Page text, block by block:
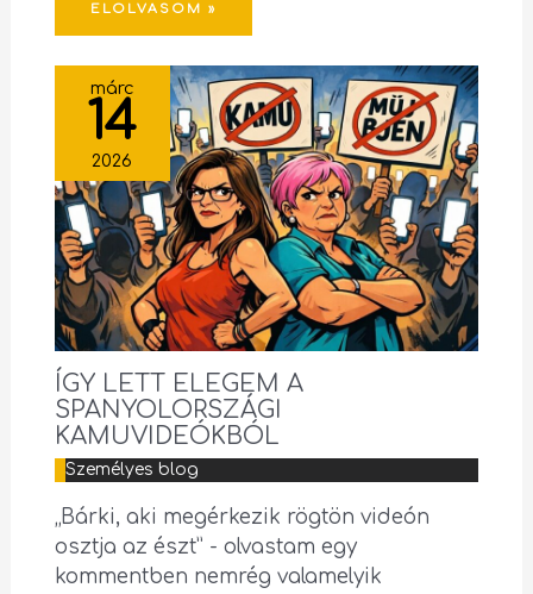
ELOLVASOM »
márc
14
2026
ÍGY LETT ELEGEM A
SPANYOLORSZÁGI
KAMUVIDEÓKBÓL
Személyes blog
„Bárki, aki megérkezik rögtön videón
osztja az észt” - olvastam egy
kommentben nemrég valamelyik